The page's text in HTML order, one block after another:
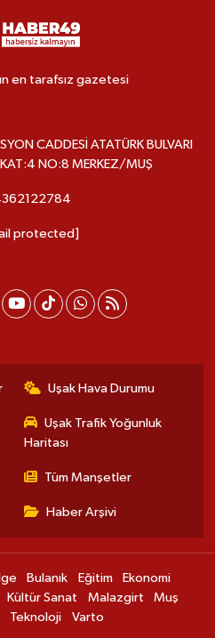
en tarafsız gazetesi
CADDESİ ATATÜRK BULVARI
KAT:4 NO:8 MERKEZ/MUŞ
protected]
Uşak Hava Durumu
Uşak Trafik Yoğunluk
Haritası
Tüm Manşetler
Haber Arşivi
Bulanık Eğitim
Ekonomi
Kültür Sanat Malazgirt
Muş
Teknoloji Varto